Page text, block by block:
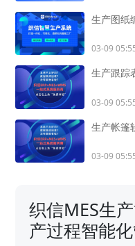
生产图纸
03-09
生产跟踪
03-09
生产帐篷
03-09
织信MES生
产过程智能